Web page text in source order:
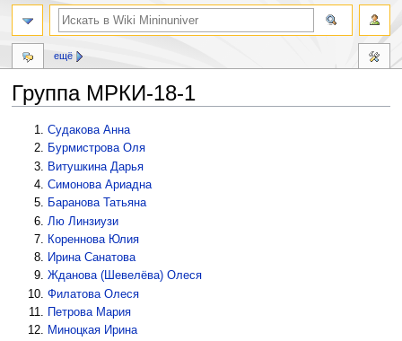
Группа МРКИ-18-1
Перейти
навигации
Перейти
поиску
Судакова Анна
Бурмистрова Оля
Витушкина Дарья
Симонова Ариадна
Баранова Татьяна
Лю Линзиузи
Кореннова Юлия
Ирина Санатова
Жданова (Шевелёва) Олеся
Филатова Олеся
Петрова Мария
Миноцкая Ирина
ещё